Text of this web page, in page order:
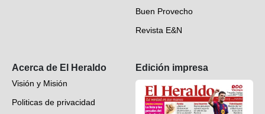
Buen Provecho
Revista E&N
Acerca de El Heraldo
Visión y Misión
Politicas de privacidad
Edición impresa